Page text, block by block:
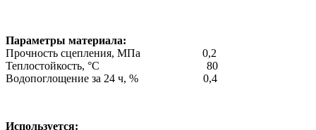
Параметры материала:
Прочность сцепления, МПа 0,2
Теплостойкость, °С 80
Водопоглощение за 24 ч, % 0,4
Используется: